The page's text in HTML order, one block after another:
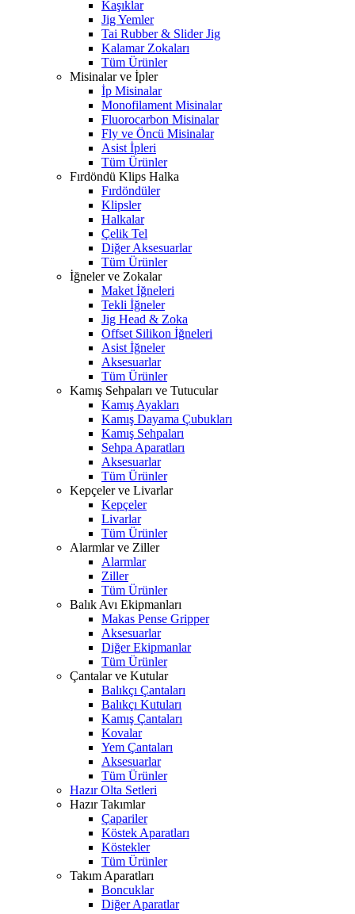
Kaşıklar
Jig Yemler
Tai Rubber & Slider Jig
Kalamar Zokaları
Tüm Ürünler
Misinalar ve İpler
İp Misinalar
Monofilament Misinalar
Fluorocarbon Misinalar
Fly ve Öncü Misinalar
Asist İpleri
Tüm Ürünler
Fırdöndü Klips Halka
Fırdöndüler
Klipsler
Halkalar
Çelik Tel
Diğer Aksesuarlar
Tüm Ürünler
İğneler ve Zokalar
Maket İğneleri
Tekli İğneler
Jig Head & Zoka
Offset Silikon İğneleri
Asist İğneler
Aksesuarlar
Tüm Ürünler
Kamış Sehpaları ve Tutucular
Kamış Ayakları
Kamış Dayama Çubukları
Kamış Sehpaları
Sehpa Aparatları
Aksesuarlar
Tüm Ürünler
Kepçeler ve Livarlar
Kepçeler
Livarlar
Tüm Ürünler
Alarmlar ve Ziller
Alarmlar
Ziller
Tüm Ürünler
Balık Avı Ekipmanları
Makas Pense Gripper
Aksesuarlar
Diğer Ekipmanlar
Tüm Ürünler
Çantalar ve Kutular
Balıkçı Çantaları
Balıkçı Kutuları
Kamış Çantaları
Kovalar
Yem Çantaları
Aksesuarlar
Tüm Ürünler
Hazır Olta Setleri
Hazır Takımlar
Çapariler
Köstek Aparatları
Köstekler
Tüm Ürünler
Takım Aparatları
Boncuklar
Diğer Aparatlar